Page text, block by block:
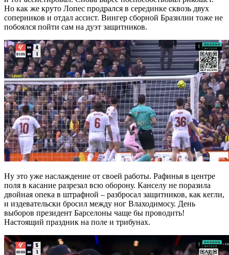
Но как же круто Лопес продрался в серединке сквозь двух
соперников и отдал ассист. Вингер сборной Бразилии тоже не
побоялся пойти сам на дуэт защитников.
Ну это уже наслаждение от своей работы. Рафинья в центре
поля в касание разрезал всю оборону. Канселу не поразила
двойная опека в штрафной – разбросал защитников, как кегли,
и издевательски бросил между ног Влаходимосу. День
выборов президент Барселоны чаще бы проводить!
Настоящий праздник на поле и трибунах.